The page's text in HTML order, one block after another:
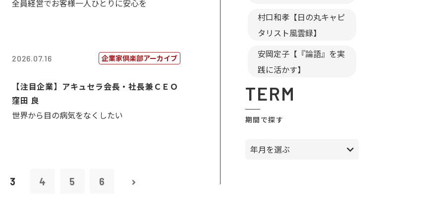
全員経営でお客様一人ひとりに安心を
2026.07.16 企業家倶楽部アーカイブ
【注目企業】アキュセラ会長・社長兼ＣＥＯ
窪田 良
世界から目の病気をなくしたい
3 4 5 6
村口和孝【日の丸キャピ
タリスト風雲録】
安岡定子【『論語』を実
践に活かす】
TERM
期間で探す
年月を選ぶ